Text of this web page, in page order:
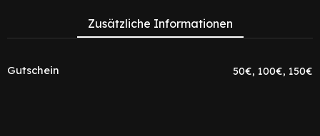
Zusätzliche Informationen
Gutschein 50€, 100€, 150€